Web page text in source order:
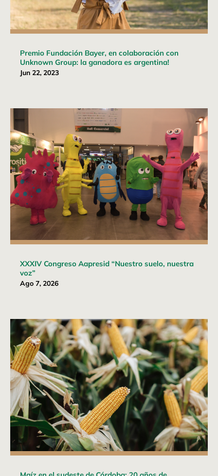
Premio Fundación Bayer, en colaboración con
Unknown Group: la ganadora es argentina!
Jun 22, 2023
XXXIV Congreso Aapresid “Nuestro suelo, nuestra
voz”
Ago 7, 2026